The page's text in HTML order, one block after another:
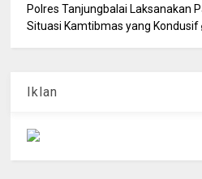
Polres Tanjungbalai Laksanakan
Situasi Kamtibmas yang Kondusif
Iklan